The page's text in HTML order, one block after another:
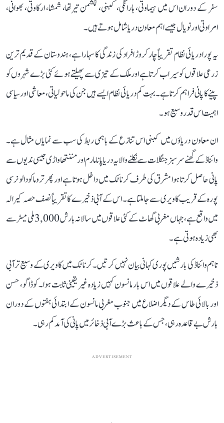
سفر کے دوران اس میں ہیماوتی، ہارانگی، کبنی، لکشمن تیرتھا، شمشا، ارکاوتی، بھوانی،
امراوتی اور نویال جیسے اہم معاون دریا شامل ہوتے ہیں۔
یہ پورا دریائی نظام تقریباً چار کروڑ افراد کی زندگی کا سہارا ہے، ہندوستان کے قدیم ترین
زرعی علاقوں کو سیراب کرتا ہے اور ملک کے تیزی سے پھیلتے ہوئے کئی بڑے شہروں کو
پینے کا پانی فراہم کرتا ہے۔ بہت کم دریائی نظام ایسے ہیں جن کی ماحولیاتی، معاشی اور سیاسی
اہمیت اس قدر وسیع ہو۔
ان معاون دریاؤں میں کبنی اس تنازع کے باہمی ربط کی سب سے نمایاں مثال ہے۔
وائناڈ کے گھنے سرسبز جنگلات سے نکلنے والا یہ دریا پانامارم اور مننتھاواڑی جیسی ندیوں سے
پانی حاصل کرتا ہوا مشرق کی طرف کرناٹک میں داخل ہوتا ہے اور پھر تروماکودالو نرسی
پورہ کے قریب کاویری سے جا ملتا ہے۔ اس کے آبی ذخیرے کا تقریباً نصف حصہ کیرالہ
میں واقع ہے، جہاں مغربی گھاٹ کے کئی علاقوں میں سالانہ بارش 3,000 ملی میٹر سے
بھی زیادہ ہوتی ہے۔
تاہم وائناڈ کی بارشیں پوری کہانی بیان نہیں کرتیں۔ کرناٹک میں کاویری کے وسیع تر آبی
ذخیرے والے علاقوں میں اس بار مانسون کہیں زیادہ غیر یقینی ثابت ہوا۔ کوڈاگو، حسن
اور بالائی طاس کے دیگر اضلاع میں جنوب مغربی مانسون کے ابتدائی ہفتوں کے دوران
بارش بے قاعدہ رہی، جس کے باعث بڑے آبی ذخائر میں پانی کی آمد کم رہی۔
ADVERTISEMENT